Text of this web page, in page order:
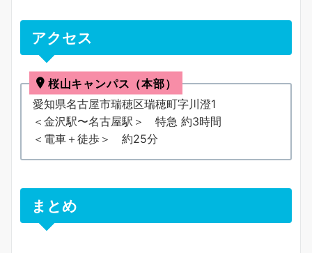
アクセス
桜山キャンパス（本部）
愛知県名古屋市瑞穂区瑞穂町字川澄1
＜金沢駅〜名古屋駅＞ 特急 約3時間
＜電車＋徒歩＞ 約25分
まとめ